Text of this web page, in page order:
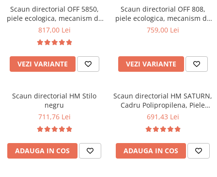
Saltele 180x200
Top saltele
Top saltele 5 cm
Top saltele memory 5 cm
Top saltele MemoHR 6.5 cm
Saltele cu plasa de arcuri
Saltele cu spuma
Birouri
Scaune pentru birou
Scaune pentru vizitatori
Scaune manager
Mobilier bucatarie
Mese bucatarie
Mobila bucatarie
Seturi mese si scaune bucatarie
Mobilier hol
Suporturi si rafturi pantofi
Portmantouri
Scaun directorial OFF 5850,
piele ecologica, mecanism de
balans, reglabil pe inaltime,
817,00 Lei
VEZI VARIANTE
Scaun directorial OFF 808,
piele ecologica, mecanism de
balans, baza metalica, rotativ,
759,00 Lei
VEZI VARIANTE
Scaun directorial HM Stilo
negru
711,76 Lei
ADAUGA IN COS
Scaun directorial HM SATURN,
Cadru Polipropilena, Piele
ecologica, Cotiere ajustabile,
Kg, Negru
691,43 Lei
ADAUGA IN COS